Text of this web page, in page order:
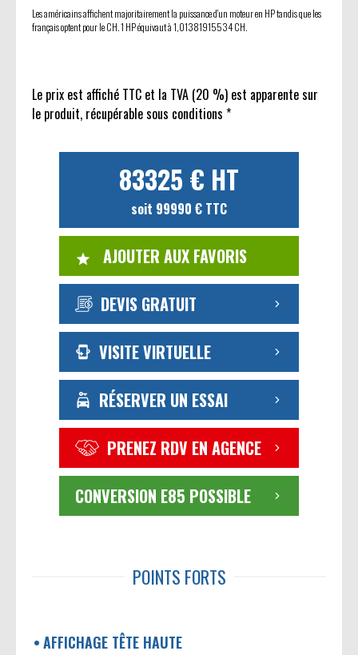
Les américains affichent majoritairement la puissance d'un moteur en HP tandis que les
français optent pour le CH. 1 HP équivaut à 1,01381915534 CH.
Le prix est affiché TTC et la TVA (20 %) est apparente sur
le produit, récupérable sous conditions *
83325 € HT
soit 99990 € TTC
AJOUTER AUX FAVORIS
DEVIS GRATUIT
VISITE VIRTUELLE
RÉSERVER UN ESSAI
PRENEZ RDV EN AGENCE
CONVERSION E85 POSSIBLE
POINTS FORTS
AFFICHAGE TÊTE HAUTE